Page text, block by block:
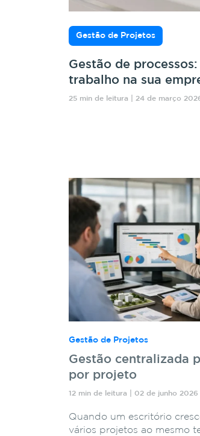
Gestão de Projetos
Gestão de
trabalho na sua
25 min de leitura | 24 de março
Gestão de Projetos
Gestão centralizada
por projeto
12 min de leitura | 02 de junho 2026
Quando um escritório
vários projetos ao mesmo